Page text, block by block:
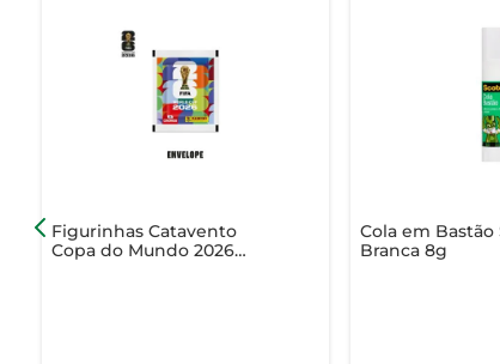
Figurinhas Catavento
Copa do Mundo 2026
Cola em Bastão
Branca 8g